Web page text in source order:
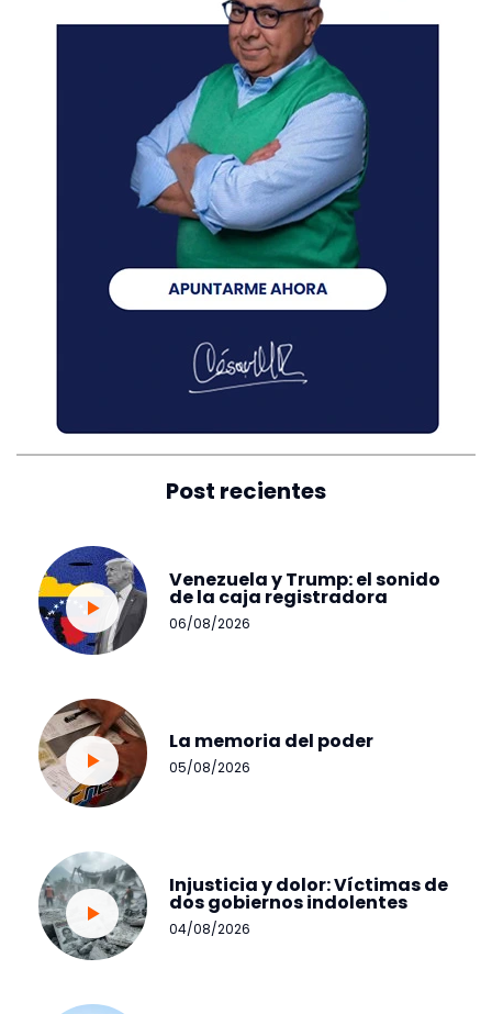
Post recientes
Venezuela y Trump: el sonido
de la caja registradora
06/08/2026
La memoria del poder
05/08/2026
Injusticia y dolor: Víctimas de
dos gobiernos indolentes
04/08/2026